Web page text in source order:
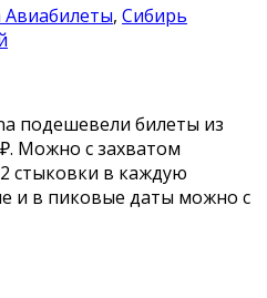
Авиабилеты, Сибирь
подешевели билеты из
Можно с захватом
стыковки в каждую
и в пиковые даты можно с